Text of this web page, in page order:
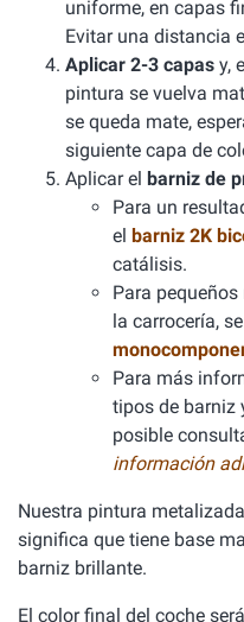
uniforme, en capas
Evitar una distancia
Aplicar 2-3 capas y,
pintura se vuelva
se queda mate,
siguiente capa de
Aplicar el barniz de
Para un
el barniz 2K
catálisis.
Para
la carrocería,
Para más
tipos de barniz
posible
información
Nuestra pintura
significa que tiene base
barniz brillante.
El color final del coche